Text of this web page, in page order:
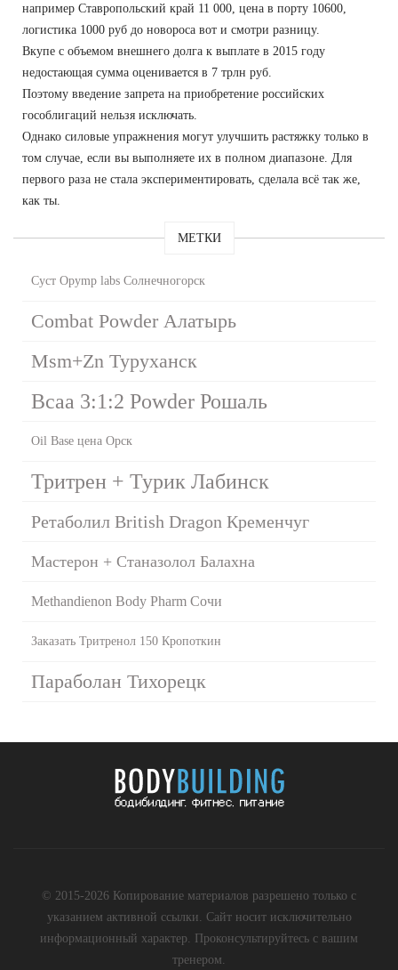
например Ставропольский край 11 000, цена в порту 10600,
логистика 1000 руб до новороса вот и смотри разницу.
Вкупе с объемом внешнего долга к выплате в 2015 году
недостающая сумма оценивается в 7 трлн руб.
Поэтому введение запрета на приобретение российских
гособлигаций нельзя исключать.
Однако силовые упражнения могут улучшить растяжку только в
том случае, если вы выполняете их в полном диапазоне. Для
первого раза не стала экспериментировать, сделала всё так же,
как ты.
МЕТКИ
Суст Opymp labs Солнечногорск
Combat Powder Алатырь
Msm+Zn Туруханск
Bcaa 3:1:2 Powder Рошаль
Oil Base цена Орск
Тритрен + Турик Лабинск
Ретаболил British Dragon Кременчуг
Мастерон + Станазолол Балахна
Methandienon Body Pharm Сочи
Заказать Тритренол 150 Кропоткин
Параболан Тихорецк
© 2015-2026 Копирование материалов разрешено только с
указанием активной ссылки. Сайт носит исключительно
информационный характер. Проконсультируйтесь с вашим
тренером.